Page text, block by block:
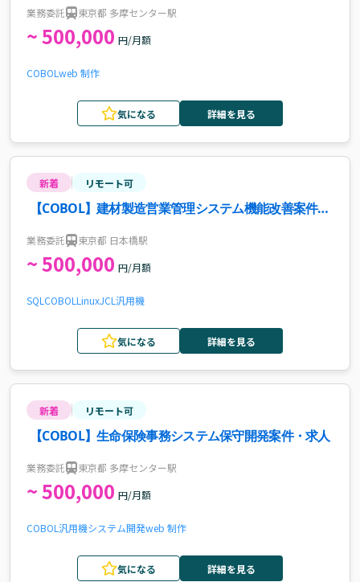
業務委託 東京都 多摩センター駅
~ 500,000 円/月額
COBOL web 制作
気になる 詳細を見る
新着 リモート可
【COBOL】建材製造営業管理システム機能改善案件・
業務委託 東京都 日本橋駅
~ 500,000 円/月額
SQL COBOL LinuxJCL 汎用機
気になる 詳細を見る
新着 リモート可
【COBOL】生命保険事務システム保守開発案件・求人
業務委託 東京都 多摩センター駅
~ 500,000 円/月額
COBOL 汎用機システム開発web 制作
気になる 詳細を見る